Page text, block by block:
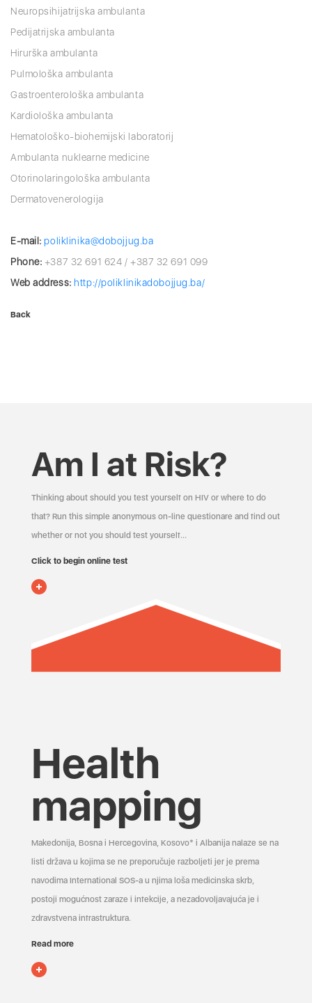
Neuropsihijatrijska ambulanta
Pedijatrijska ambulanta
Hirurška ambulanta
Pulmološka ambulanta
Gastroenterološka ambulanta
Kardiološka ambulanta
Hematološko-biohemijski laboratorij
Ambulanta nuklearne medicine
Otorinolaringološka ambulanta
Dermatovenerologija
E-mail: poliklinika@dobojjug.ba
Phone: +387 32 691 624 / +387 32 691 099
Web address: http://poliklinikadobojjug.ba/
Back
Am I at Risk?
Thinking about should you test yourself on HIV or where to do
that? Run this simple anonymous on-line questionare and find out
whether or not you should test yourself…
Click to begin online test
Health
mapping
Makedonija, Bosna i Hercegovina, Kosovo* i Albanija nalaze se na
listi država u kojima se ne preporučuje razboljeti jer je prema
navodima International SOS-a u njima loša medicinska skrb,
postoji mogućnost zaraze i infekcije, a nezadovoljavajuća je i
zdravstvena infrastruktura.
Read more